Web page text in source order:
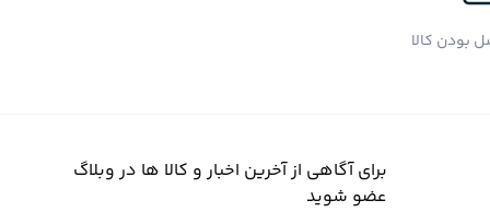
بودن کالا
برای آگاهی از آخرین اخبار و کالا ها در وبلاگ
عضو شوید